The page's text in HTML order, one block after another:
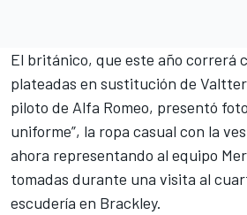
El británico, que este año correrá
plateadas en sustitución de
piloto de Alfa Romeo, presentó
uniforme”, la ropa casual con la
ahora representando al equipo
tomadas durante una visita al
escudería en Brackley.